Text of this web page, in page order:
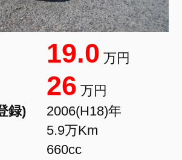
19.0 万円
26 万円
録)
2006(H18)年
5.9万Km
660cc